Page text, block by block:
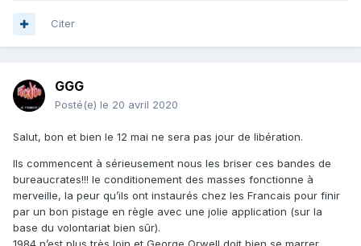
Citer
GGG
Posté(e) le 20 avril 2020
Salut, bon et bien le 12 mai ne sera pas jour de libération.
Ils commencent à sérieusement nous les briser ces bandes de
bureaucrates!!! le conditionement des masses fonctionne à
merveille, la peur qu’ils ont instaurés chez les Francais pour finir
par un bon pistage en règle avec une jolie application (sur la
base du volontariat bien sûr).